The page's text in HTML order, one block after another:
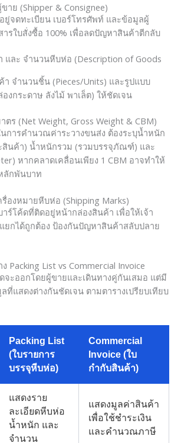
าย (Shipper & Consignee)
ยู่จดทะเบียน เบอร์โทรศัพท์ และข้อมูลผู้
ารใบสั่งซื้อ 100% เพื่อลดปัญหาสินค้าตีกลับ
และ จำนวนหีบห่อ (Description of Goods
า จำนวนชิ้น (Pieces/Units) และรูปแบบ
กระดาษ ลังไม้ พาเล็ต) ให้ชัดเจน
ร (Net Weight, Gross Weight & CBM)
ารคำนวณค่าระวางขนส่ง ต้องระบุน้ำหนัก
สินค้า) น้ำหนักรวม (รวมบรรจุภัณฑ์) และ
หากคลาดเคลื่อนเพียง 1 CBM อาจทำให้
ลักพันบาท
รื่องหมายหีบห่อ (Shipping Marks)
โค้ดที่ติดอยู่หน้ากล่องสินค้า เพื่อให้เจ้า
กได้ถูกต้อง ป้องกันปัญหาสินค้าสลับปลาย
Packing List vs Commercial Invoice
จะออกโดยผู้ขายและเดินทางคู่กันเสมอ แต่มี
ที่แสดงต่างกันชัดเจน ตามตารางเปรียบเทียบ
Packing List
(ใบรายการ
บรรจุหีบห่อ)
Commercial
Invoice (ใบ
กำกับสินค้า)
แสดงราย
ละเอียดหีบห่อ
น้ำหนัก และ
จำนวน
แสดงมูลค่าสินค้า
เพื่อใช้ชำระเงิน
และคำนวณภาษี